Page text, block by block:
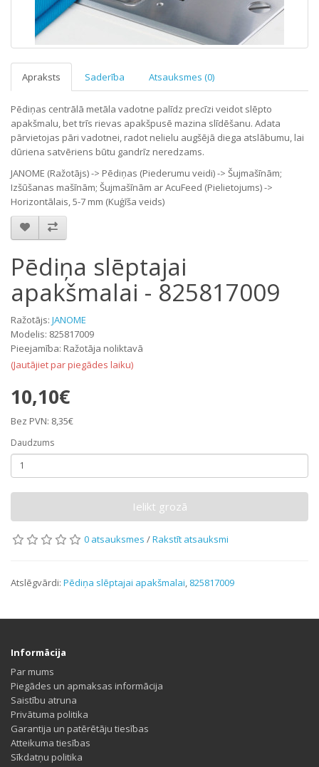
Apraksts Saderība Atsauksmes (0)
Pēdiņas centrālā metāla vadotne palīdz precīzi veidot slēpto
apakšmalu, bet trīs rievas apakšpusē mazina slīdēšanu. Adata
pārvietojas pāri vadotnei, radot nelielu augšējā diega atslābumu, lai
dūriena satvēriens būtu gandrīz neredzams.
JANOME (Ražotājs) -> Pēdiņas (Piederumu veidi) -> Šujmašīnām;
Izšūšanas mašīnām; Šujmašīnām ar AcuFeed (Pielietojums) ->
Horizontālais, 5-7 mm (Kuģīša veids)
Pēdiņa slēptajai
apakšmalai - 825817009
Ražotājs: JANOME
Modelis: 825817009
Pieejamība: Ražotāja noliktavā
(Jautājiet par piegādes laiku)
10,10€
Bez PVN: 8,35€
Daudzums
Ielikt grozā
0 atsauksmes /Rakstīt atsauksmi
Atslēgvārdi: Pēdiņa slēptajai apakšmalai, 825817009
Informācija
Par mums
Piegādes un apmaksas informācija
Saistību atruna
Privātuma politika
Garantija un patērētāju tiesības
Atteikuma tiesības
Sīkdatņu politika